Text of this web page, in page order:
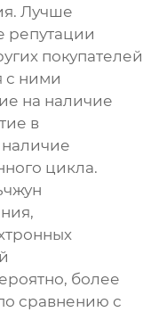
Лучше
репутации
покупателей
с ними
на наличие
в
цикла.
более
сравнению с